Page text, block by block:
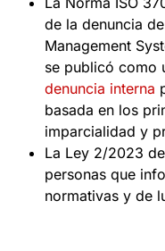
de la denuncia
Management
se publicó como
denuncia interna
basada en los
imparcialidad y
La Ley 2/2023
personas que
normativas y de